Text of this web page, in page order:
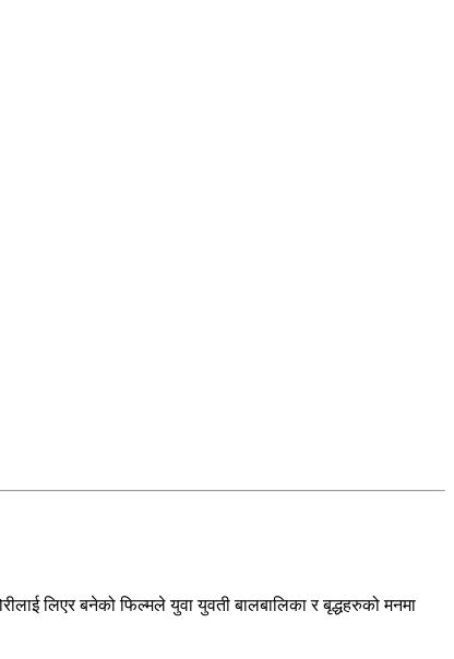
लिएर बनेको फिल्मले युवा युवती बालबालिका र बृद्धहरुको मनमा